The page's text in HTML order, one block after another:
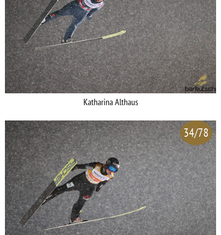
Katharina Althaus
34/78